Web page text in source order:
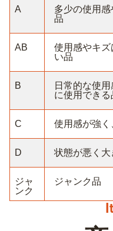
A
多少の使用
品
AB
使用感やキズ
い品
B
日常的な使
に使用できる
C 使用感が強
D 状態が悪く
ジャ
ンク
ジャンク品